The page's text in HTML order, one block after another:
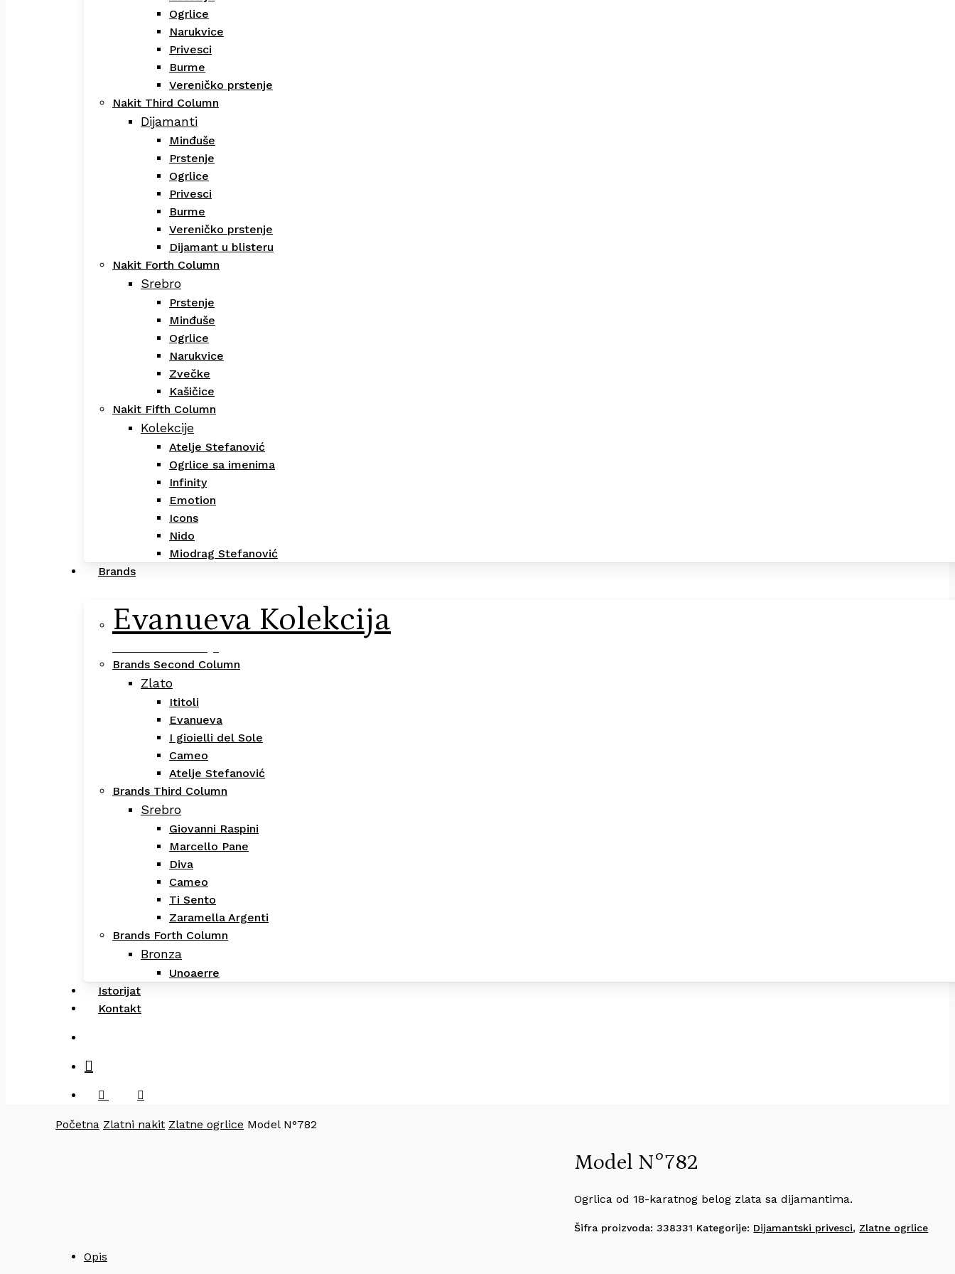
Ogrlice
Narukvice
Privesci
Burme
Vereničko prstenje
Nakit Third Column
Dijamanti
Minđuše
Prstenje
Ogrlice
Privesci
Burme
Vereničko prstenje
Dijamant u blisteru
Nakit Forth Column
Srebro
Prstenje
Minđuše
Ogrlice
Narukvice
Zvečke
Kašičice
Nakit Fifth Column
Kolekcije
Atelje Stefanović
Ogrlice sa imenima
Infinity
Emotion
Icons
Nido
Miodrag Stefanović
Brands
Evanueva Kolekcija
Brands Second Column
Zlato
Ititoli
Evanueva
I gioielli del Sole
Cameo
Atelje Stefanović
Brands Third Column
Srebro
Giovanni Raspini
Marcello Pane
Diva
Cameo
Ti Sento
Zaramella Argenti
Brands Forth Column
Bronza
Unoaerre
Istorijat
Kontakt
facebookinstagram
Početna Zlatni nakit Zlatne ogrlice Model N°782
Model N°782
Ogrlica od 18-karatnog belog zlata sa dijamantima.
Šifra proizvoda:338331 Kategorije: Dijamantski privesci, Zlatne ogrlice
Opis